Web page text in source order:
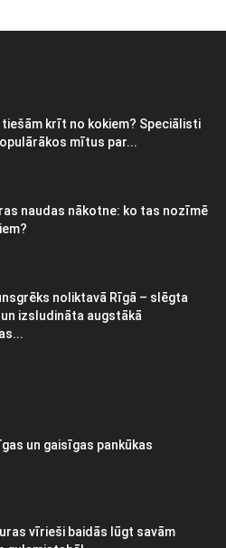
tiešām krīt no kokiem? Speciālisti
mītus par...
naudas nākotne: ko tas nozīmē
noliktavā Rīgā – slēgta
izsludināta augstākā
un gaisīgas pankūkas
vīrieši baidās lūgt savām